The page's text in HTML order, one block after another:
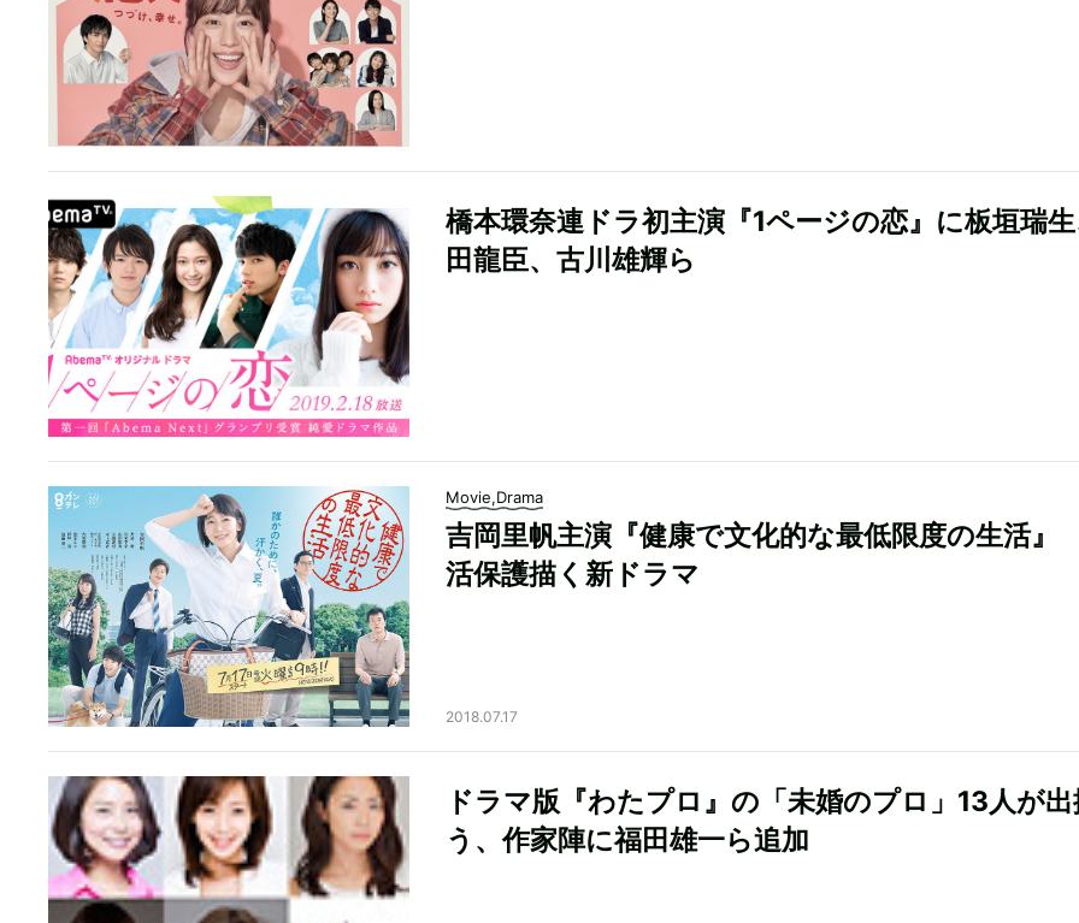
橋本環奈連ドラ初主演『1ページの恋』に板垣瑞
田龍臣、古川雄輝ら
Movie,Drama
吉岡里帆主演『健康で文化的な最低限度の生活
活保護描く新ドラマ
2018.07.17
ドラマ版『わたプロ』の「未婚のプロ」13人が出
う、作家陣に福田雄一ら追加